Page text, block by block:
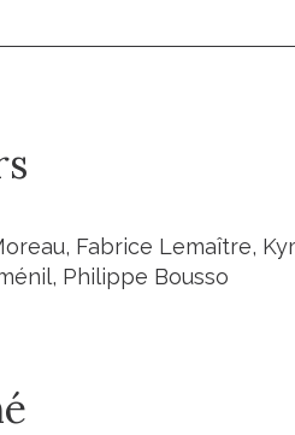
Fabrice Lemaître,
Philippe Bousso